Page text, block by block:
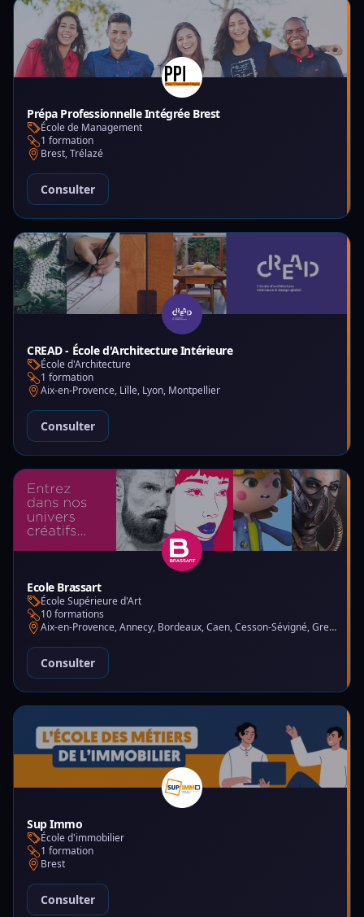
Prépa Professionnelle Intégrée Brest
École de Management
1 formation
Brest, Trélazé
Consulter
CREAD - École d'Architecture Intérieure
École d'Architecture
1 formation
Aix-en-Provence, Lille, Lyon, Montpellier
Consulter
Ecole Brassart
École Supérieure d'Art
10 formations
Aix-en-Provence, Annecy, Bordeaux, Caen, Cesson-Sévigné, Grenoble, Lille, Lyon, Montpellier, Nantes, Nice, Paris, Toulouse, Tours
Consulter
Sup Immo
École d'immobilier
1 formation
Brest
Consulter